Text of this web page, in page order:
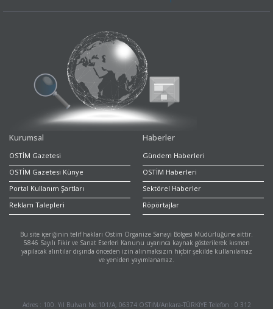
Kurumsal
OSTİM Gazetesi
OSTİM Gazetesi Künye
Portal Kullanım Şartları
Reklam Talepleri
Haberler
Gündem Haberleri
OSTİM Haberleri
Sektörel Haberler
Röpörtajlar
Bu site içeriğinin telif hakları Ostim Organize Sanayi Bölgesi Müdürlüğüne aittir.
5846 Sayılı Fikir ve Sanat Eserleri Kanunu uyarınca kaynak gösterilerek kısmen
yapılacak alıntılar dışında önceden izin alınmaksızın hiçbir şekilde kullanılamaz
ve yeniden yayımlanamaz.
Adres : 100. Yıl Bulvarı No:101/A, 06374 OSTİM/Ankara-TÜRKİYE Telefon : 0 312